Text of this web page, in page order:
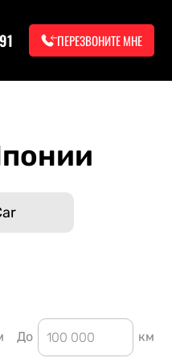
ПЕРЕЗВОНИТЕ МНЕ
До км